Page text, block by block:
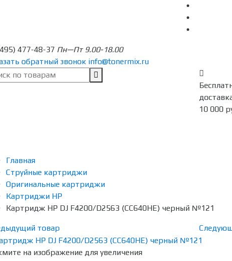
477-48-37 Пн—Пт 9.00-18.00
обратный звонок info@tonermix.ru
10 000
Главная
Струйные картриджи
Оригинальные картриджи
Картриджи HP
Картридж HP DJ F4200/D2563 (CC640HE) черный №121
товар
на изображение для увеличения